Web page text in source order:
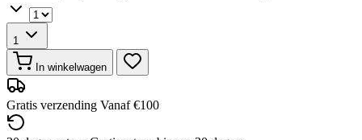
1
In winkelwagen
Gratis verzending Vanaf €100